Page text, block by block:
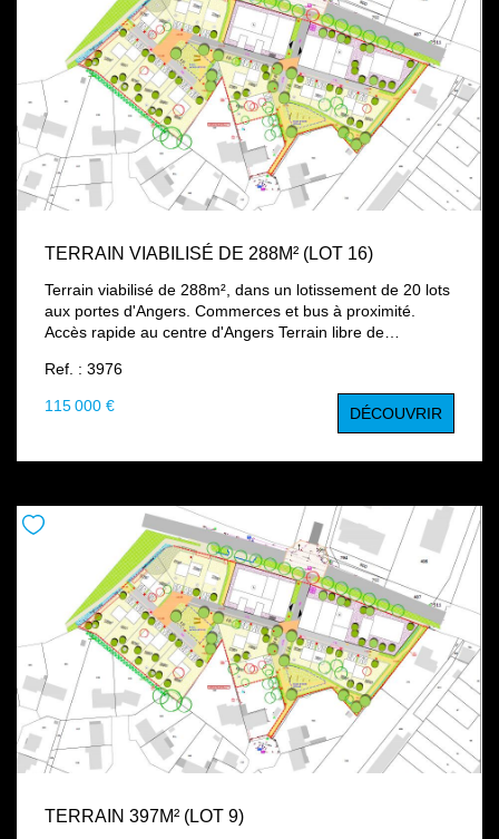
TERRAIN VIABILISÉ DE 288M² (LOT 16)
Terrain viabilisé de 288m², dans un lotissement de 20 lots
aux portes d'Angers. Commerces et bus à proximité.
Accès rapide au centre d'Angers Terrain libre de
Ref. : 3976
115 000 € DÉCOUVRIR
TERRAIN 397M² (LOT 9)